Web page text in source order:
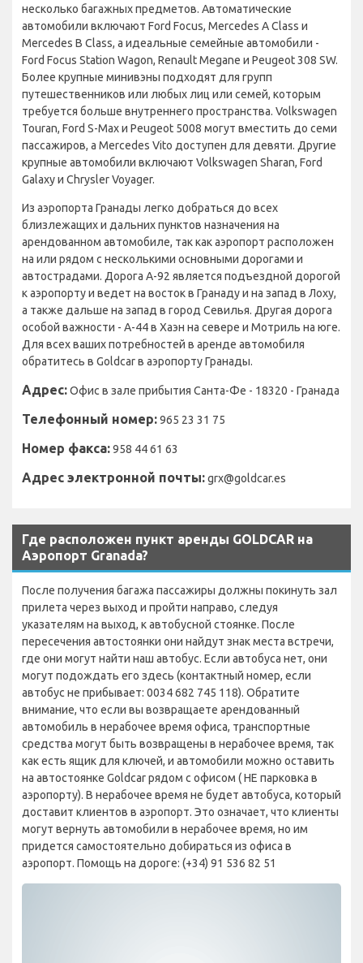
несколько багажных предметов. Автоматические
автомобили включают Ford Focus, Mercedes A Class и
Mercedes B Class, а идеальные семейные автомобили -
Ford Focus Station Wagon, Renault Megane и Peugeot 308 SW.
Более крупные минивэны подходят для групп
путешественников или любых лиц или семей, которым
требуется больше внутреннего пространства. Volkswagen
Touran, Ford S-Max и Peugeot 5008 могут вместить до семи
пассажиров, а Mercedes Vito доступен для девяти. Другие
крупные автомобили включают Volkswagen Sharan, Ford
Galaxy и Chrysler Voyager.
Из аэропорта Гранады легко добраться до всех
близлежащих и дальних пунктов назначения на
арендованном автомобиле, так как аэропорт расположен
на или рядом с несколькими основными дорогами и
автострадами. Дорога A-92 является подъездной дорогой
к аэропорту и ведет на восток в Гранаду и на запад в Лоху,
а также дальше на запад в город Севилья. Другая дорога
особой важности - A-44 в Хаэн на севере и Мотриль на юге.
Для всех ваших потребностей в аренде автомобиля
обратитесь в Goldcar в аэропорту Гранады.
Адрес:Офис в зале прибытия Санта-Фе - 18320 - Гранада
Телефонный номер:965 23 31 75
Номер факса:958 44 61 63
Адрес электронной почты:grx@goldcar.es
Где расположен пункт аренды GOLDCAR на
Аэропорт Granada?
После получения багажа пассажиры должны покинуть зал
прилета через выход и пройти направо, следуя
указателям на выход, к автобусной стоянке. После
пересечения автостоянки они найдут знак места встречи,
где они могут найти наш автобус. Если автобуса нет, они
могут подождать его здесь (контактный номер, если
автобус не прибывает: 0034 682 745 118). Обратите
внимание, что если вы возвращаете арендованный
автомобиль в нерабочее время офиса, транспортные
средства могут быть возвращены в нерабочее время, так
как есть ящик для ключей, и автомобили можно оставить
на автостоянке Goldcar рядом с офисом ( НЕ парковка в
аэропорту). В нерабочее время не будет автобуса, который
доставит клиентов в аэропорт. Это означает, что клиенты
могут вернуть автомобили в нерабочее время, но им
придется самостоятельно добираться из офиса в
аэропорт. Помощь на дороге: (+34) 91 536 82 51